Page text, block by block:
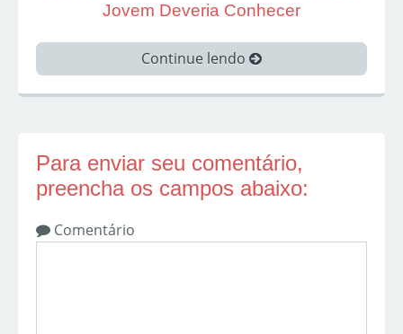
Jovem Deveria Conhecer
Continue lendo
Para enviar seu comentário,
preencha os campos abaixo:
Comentário